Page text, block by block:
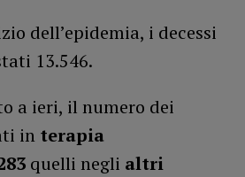
dell’epidemia, i decessi
13.546.
a ieri, il numero dei
in terapia
quelli negli altri